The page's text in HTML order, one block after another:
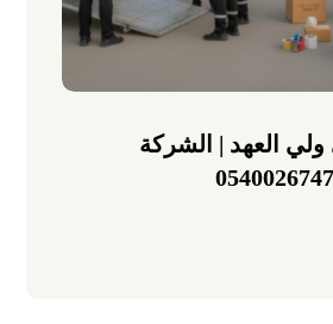
العهد | الشركة